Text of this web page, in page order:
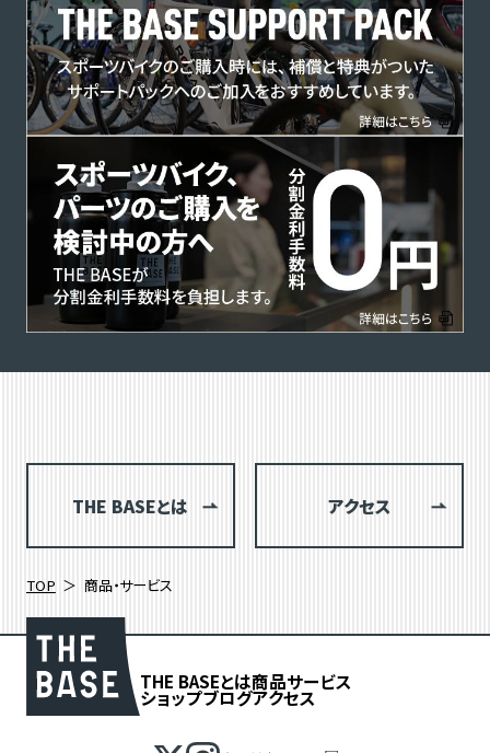
THE BASEとは アクセス
TOP 商品・サービス
THE BASEとは商品サービス
ショップブログアクセス